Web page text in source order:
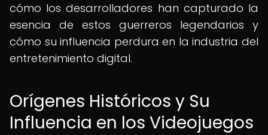
cómo los desarrolladores han capturado la
esencia de estos guerreros legendarios y
cómo su influencia perdura en la industria del
entretenimiento digital.
Orígenes Históricos y Su
Influencia en los Videojuegos